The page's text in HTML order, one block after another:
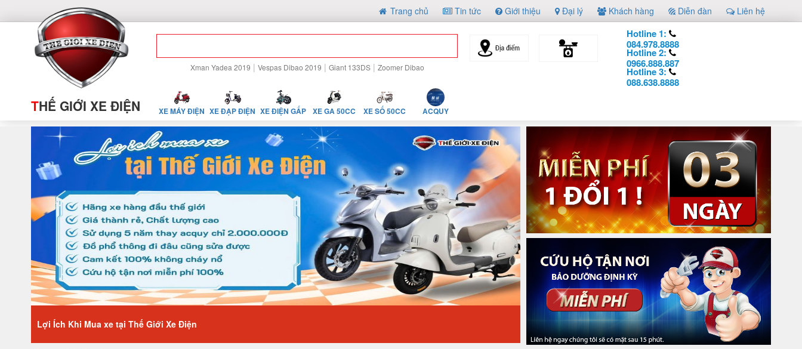
Liên hệ
Diễn đàn
Khách hàng
Đại lý
Giới thiệu
Tin tức
Trang chủ
THẾ GIỚI XE ĐIỆN
Xman Yadea 2019 | Vespas Dibao 2019 | Giant 133DS | Zoomer Dibao
Hotline 1:
084.978.8888
Hotline 2:
0966.888.887
Hotline 3:
088.638.8888
XE MÁY ĐIỆN XE ĐẠP ĐIỆN XE ĐIỆN GẤP XE GA 50CC XE SỐ 50CC ACQUY
Lợi Ích Khi Mua xe tại Thế Giới Xe Điện